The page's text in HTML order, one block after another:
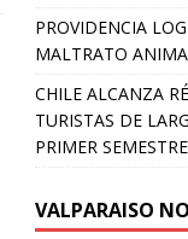
PROVIDENCIA
MALTRATO
CHILE ALCANZA
TURISTAS DE
PRIMER
VALPARAISO